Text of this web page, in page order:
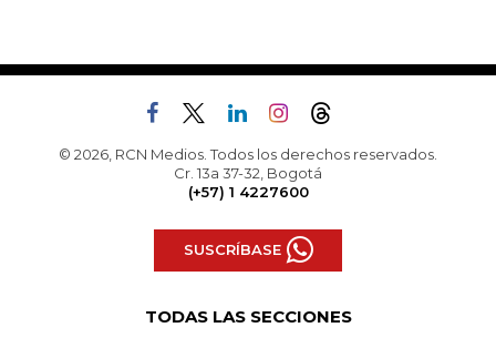
© 2026, RCN Medios. Todos los derechos reservados.
Cr. 13a 37-32, Bogotá
(+57) 1 4227600
SUSCRÍBASE
TODAS LAS SECCIONES